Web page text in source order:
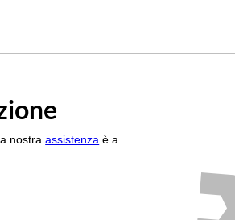
nostraassistenza è a